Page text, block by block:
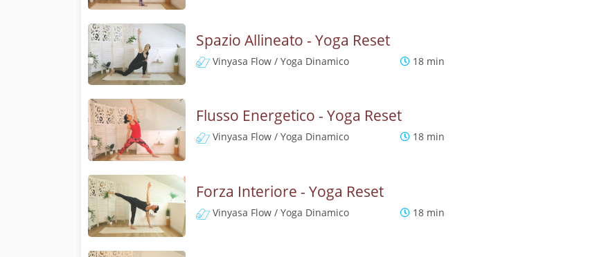
Spazio Allineato - Yoga Reset
Vinyasa Flow / Yoga Dinamico 18 min
Flusso Energetico - Yoga Reset
Vinyasa Flow / Yoga Dinamico 18 min
Forza Interiore - Yoga Reset
Vinyasa Flow / Yoga Dinamico 18 min